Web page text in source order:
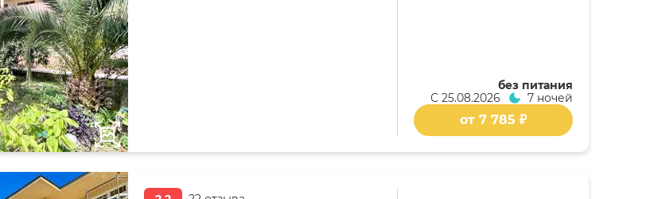
без питания
С 25.08.2026 7 ночей
от 7 785 ₽